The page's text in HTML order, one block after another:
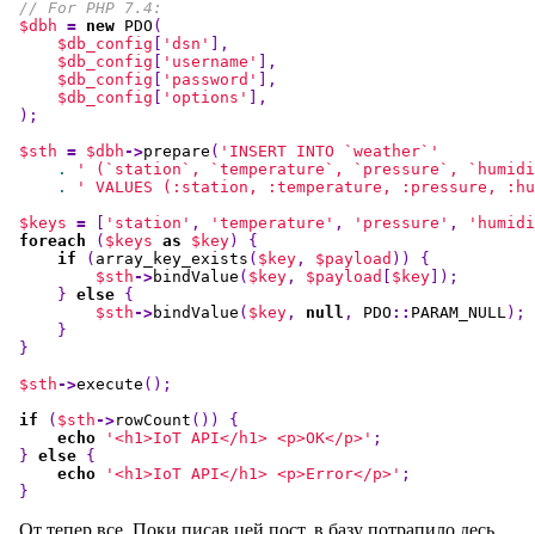
// For PHP 7.4:
$dbh = new PDO (
$db_config [ 'dsn' ],
$db_config [ 'username' ],
$db_config [ 'password' ],
$db_config [ 'options' ],
);
$sth = $dbh->prepare ( 'INSERT INTO `weather`'
.
' (`station`, `temperature`, `pressure`,
.
' VALUES (:station, :temperature, :pressure,
$keys = [ 'station' , 'temperature' , 'pressure' ,
foreach
( $keys as $key)
{
if
( array_key_exists ( $key , $payload ))
{
$sth->bindValue ( $key , $payload [ $key]);
} else {
$sth->bindValue ( $key , null , PDO :: PARAM_NULL );
}
}
$sth->execute ();
if
( $sth->rowCount ())
{
echo
'<h1>IoT API</h1> <p>OK</p>' ;
} else {
echo
'<h1>IoT API</h1> <p>Error</p>' ;
}
От тепер все. Поки писав цей пост, в базу потрапило десь